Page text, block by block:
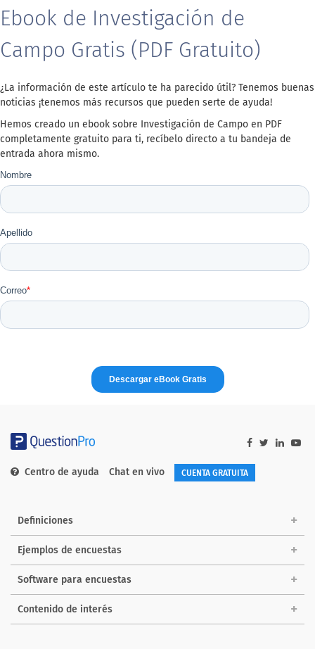
Ebook de Investigación de
Campo Gratis (PDF Gratuito)
¿La información de este artículo te ha parecido útil? Tenemos buenas
noticias ¡tenemos más recursos que pueden serte de ayuda!
Hemos creado un ebook sobre Investigación de Campo en PDF
completamente gratuito para ti, recíbelo directo a tu bandeja de
entrada ahora mismo.
Centro de ayuda Chat en vivo CUENTA GRATUITA
Definiciones
Ejemplos de encuestas
Software para encuestas
Contenido de interés